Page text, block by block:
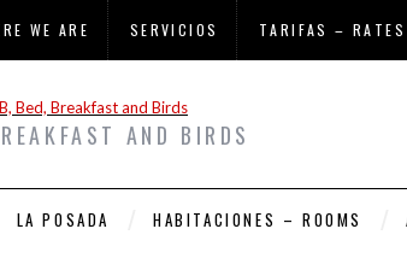
WE ARE SERVICIOS TARIFAS – RATES
AND BIRDS
LA POSADA HABITACIONES – ROOMS